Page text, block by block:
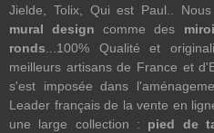
Jielde, Tolix, Qui est Paul..
mural design comme des
ronds...100% Qualité et
meilleurs artisans de France et
s'est imposée dans
Leader français de la vente en
une large collection : pied de